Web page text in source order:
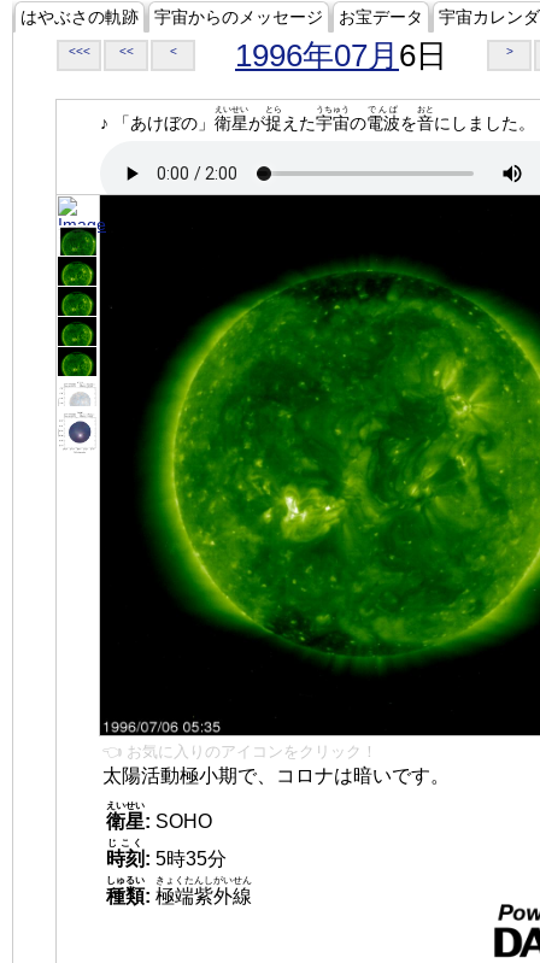
はやぶさの軌跡 宇宙からのメッセージ お宝データ 宇宙カレン
<<< << < 1996年07月 6日 >
♪ 「あけぼの」 衛星
えいせい
が捉
とら
えた宇宙
うちゅう
の電波
でんぱ
を音
おと
にしました。
👈 お気に入りのアイコンをクリック！
太陽活動極小期で、コロナは暗いです。
衛星
えいせい
: SOHO
時刻
じこく
: 5時35分
種類
しゅるい
: 極端紫外線
きょくたんしがいせん